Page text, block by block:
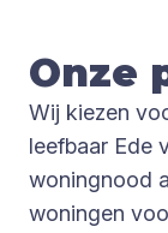
Onze
Wij kiezen
leefbaar Ede
woningnood
woningen